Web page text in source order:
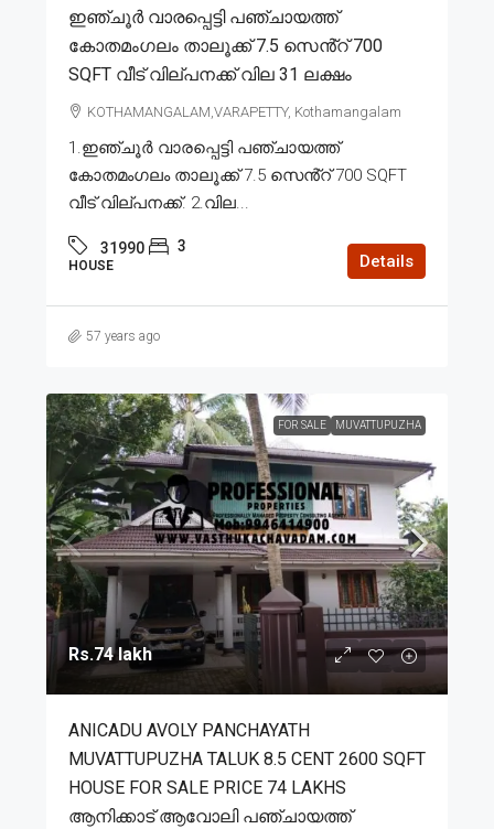
ഇഞ്ചൂർ വാരപ്പെട്ടി പഞ്ചായത്ത്
കോതമംഗലം താലൂക്ക് 7.5 സെൻ്റ് 700
SQFT വീട് വില്പനക്ക് വില 31 ലക്ഷം
KOTHAMANGALAM,VARAPETTY, Kothamangalam
1.ഇഞ്ചൂർ വാരപ്പെട്ടി പഞ്ചായത്ത്
കോതമംഗലം താലൂക്ക് 7.5 സെൻ്റ് 700 SQFT
വീട് വില്പനക്ക്. 2.വില...
31990 3
HOUSE Details
57 years ago
FOR SALE MUVATTUPUZHA
Rs.74 lakh
ANICADU AVOLY PANCHAYATH
MUVATTUPUZHA TALUK 8.5 CENT 2600 SQFT
HOUSE FOR SALE PRICE 74 LAKHS
ആനിക്കാട് ആവോലി പഞ്ചായത്ത്